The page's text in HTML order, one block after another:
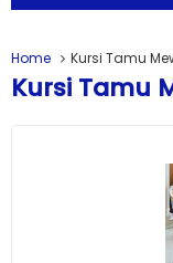
Home Kursi Tamu
Kursi Tamu